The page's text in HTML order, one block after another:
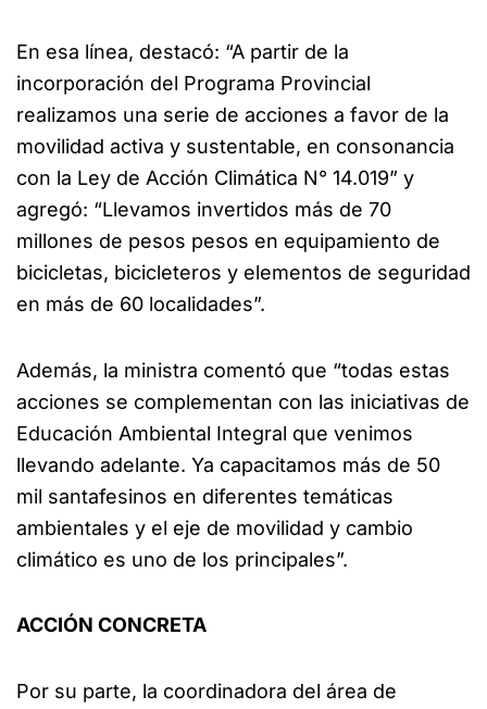
En esa línea, destacó: “A partir de la
incorporación del Programa Provincial
realizamos una serie de acciones a favor de la
movilidad activa y sustentable, en consonancia
con la Ley de Acción Climática N° 14.019” y
agregó: “Llevamos invertidos más de 70
millones de pesos pesos en equipamiento de
bicicletas, bicicleteros y elementos de seguridad
en más de 60 localidades”.
Además, la ministra comentó que “todas estas
acciones se complementan con las iniciativas de
Educación Ambiental Integral que venimos
llevando adelante. Ya capacitamos más de 50
mil santafesinos en diferentes temáticas
ambientales y el eje de movilidad y cambio
climático es uno de los principales”.
ACCIÓN CONCRETA
Por su parte, la coordinadora del área de